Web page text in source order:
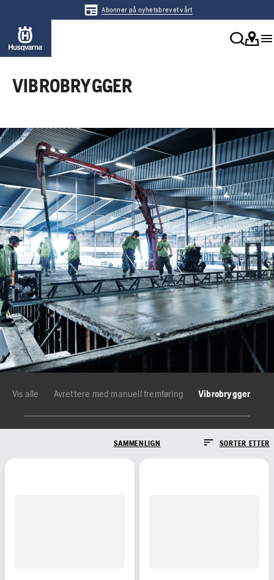
Abonner på nyhetsbrevet vårt
VIBROBRYGGER
Vis alle Avrettere med manuell fremføring Vibrobrygger
SAMMENLIGN SORTER ETTER